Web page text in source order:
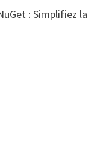
: Simplifiez la